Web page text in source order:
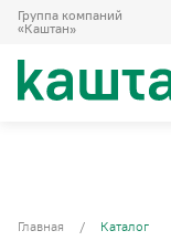
Группа компаний
«Каштан»
Главная / Каталог